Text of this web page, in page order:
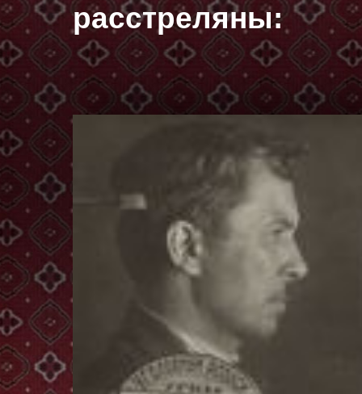
расстреляны: